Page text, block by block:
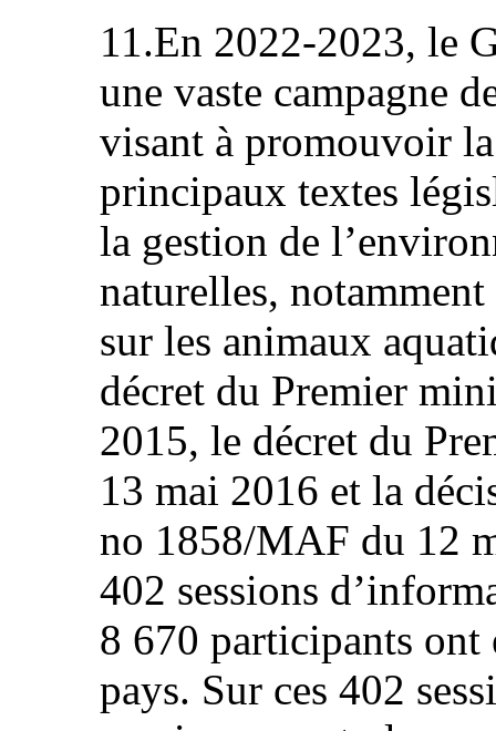
11.En 2022-2023, le
une vaste campagne
visant à promouvoir
principaux textes
la gestion de
naturelles,
sur les animaux
décret du Premier
2015, le décret du
13 mai 2016 et la
no 1858/MAF du 12
402 sessions
8 670 participants ont
pays. Sur ces 402